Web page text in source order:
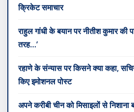
क्रिकेट समाचार
राहुल गांधी के बयान पर नीतीश कुमार की
तरह…’
रहाणे के संन्यास पर किसने क्या कहा,
किए इमोशनल पोस्ट
अपने करीबी चीन को मिसाइलों से निशाना